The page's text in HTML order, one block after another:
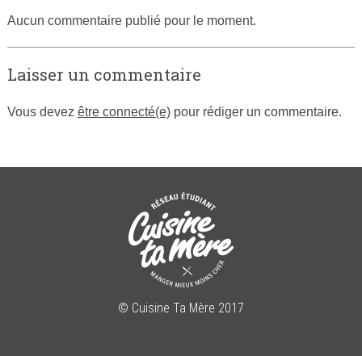
Aucun commentaire publié pour le moment.
Laisser un commentaire
Vous devez être connecté(e)pour rédiger un commentaire.
© Cuisine Ta Mère 2017